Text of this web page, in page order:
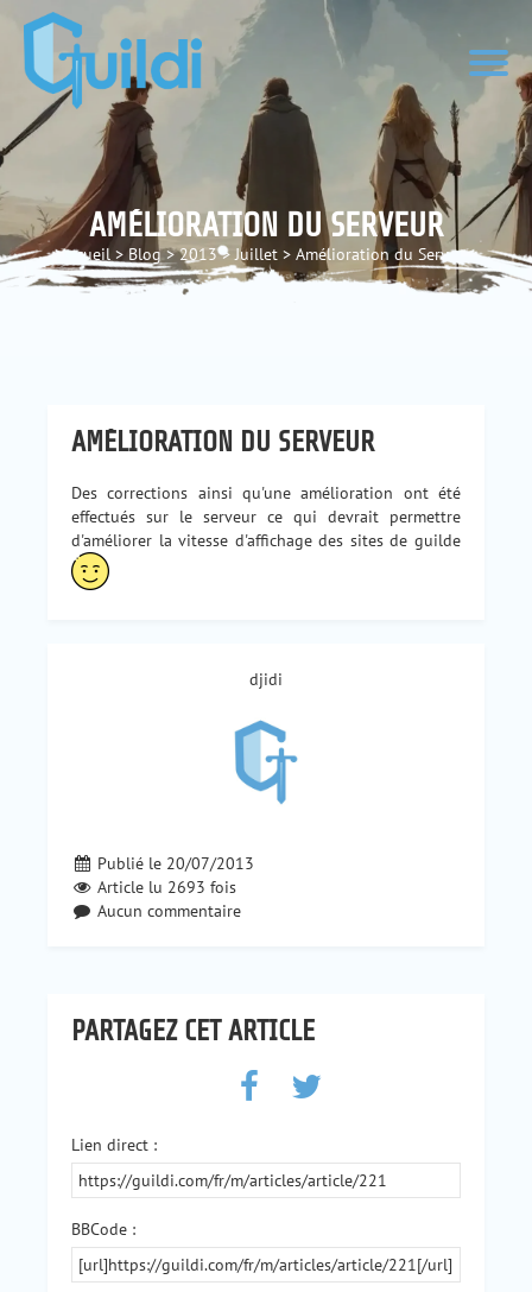
AMÉLIORATION DU SERVEUR
Accueil > Blog > 2013 > Juillet > Amélioration du Serveur
AMÉLIORATION DU SERVEUR
Des corrections ainsi qu'une amélioration ont été
effectués sur le serveur ce qui devrait permettre
d'améliorer la vitesse d'affichage des sites de guilde
djidi
Publié le 20/07/2013
Article lu 2693 fois
Aucun commentaire
PARTAGEZ CET ARTICLE
Lien direct :
BBCode :